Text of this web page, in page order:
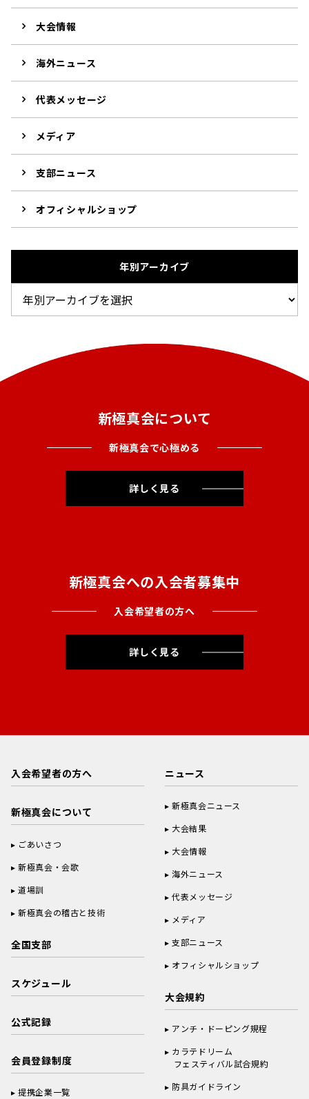
大会情報
海外ニュース
代表メッセージ
メディア
支部ニュース
オフィシャルショップ
年別アーカイブ
新極真会について
新極真会で心極める
詳しく見る
新極真会への入会者募集中
入会希望者の方へ
詳しく見る
入会希望者の方へ
新極真会について
ごあいさつ
新極真会・会歌
道場訓
新極真会の稽古と技術
全国支部
スケジュール
公式記録
会員登録制度
提携企業一覧
ニュース
新極真会ニュース
大会結果
大会情報
海外ニュース
代表メッセージ
メディア
支部ニュース
オフィシャルショップ
大会規約
アンチ・ドーピング規程
カラテドリーム
フェスティバル試合規約
防具ガイドライン